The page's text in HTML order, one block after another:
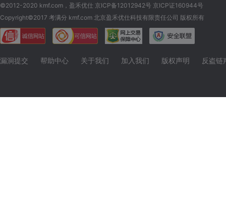
©2012-2020 kmf.com，盈禾优仕 京ICP备12012942号 京ICP证160944号
Copyright©2017 考满分 kmf.com 北京盈禾优仕科技有限责任公司 版权所有
漏洞提交 帮助中心 关于我们 加入我们 版权声明 反盗链